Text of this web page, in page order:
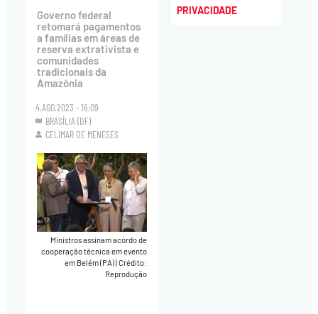
Governo federal
retomará pagamentos
a famílias em áreas de
reserva extrativista e
comunidades
tradicionais da
Amazônia
4.AGO.2023 - 16:09
BRASÍLIA (DF)
CELIMAR DE MENESES
Ministros assinam acordo de
cooperação técnica em evento
em Belém (PA)|Crédito:
Reprodução
PRIVACIDADE